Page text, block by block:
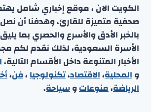
الكويت الان ، موقع إخباري شامل
صحفية متميزة للقارئ، وهدفنا أن نصل
بالخبر الأدق والأسرع والحصري بما
الأسرة السعودية، لذلك نقدم لكم
الأخبار المتنوعة داخل الأقسام التالية،
والمحلية،الاقتصاد،تكنولوجيا،فن،
الرياضة،منوعاتوسياحة.